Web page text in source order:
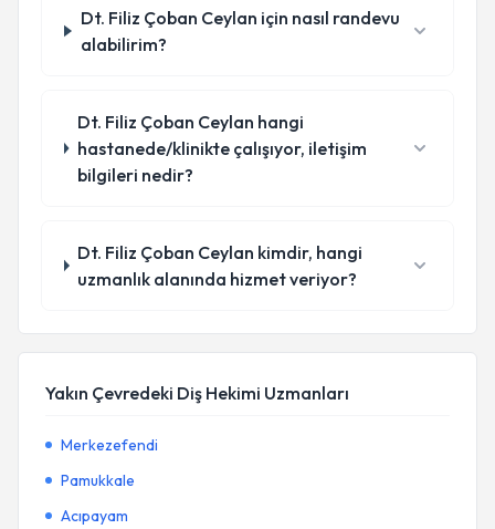
Dt. Filiz Çoban Ceylan için nasıl randevu
alabilirim?
Dt. Filiz Çoban Ceylan hangi
hastanede/klinikte çalışıyor, iletişim
bilgileri nedir?
Dt. Filiz Çoban Ceylan kimdir, hangi
uzmanlık alanında hizmet veriyor?
Yakın Çevredeki Diş Hekimi Uzmanları
Merkezefendi
Pamukkale
Acıpayam